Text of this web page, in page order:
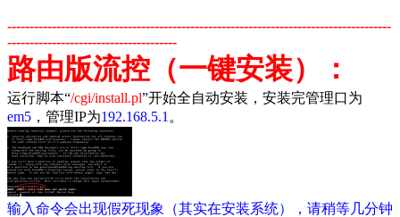
--------------------------------------------------------------------------------------
--------------------------------------
路由版流控（一键安装）：
运行脚本“/cgi/install.pl”开始全自动安装，安装完管理口为
em5 ，管理IP为192.168.5.1 。
输入命令会出现假死现象（其实在安装系统），请稍等几分钟